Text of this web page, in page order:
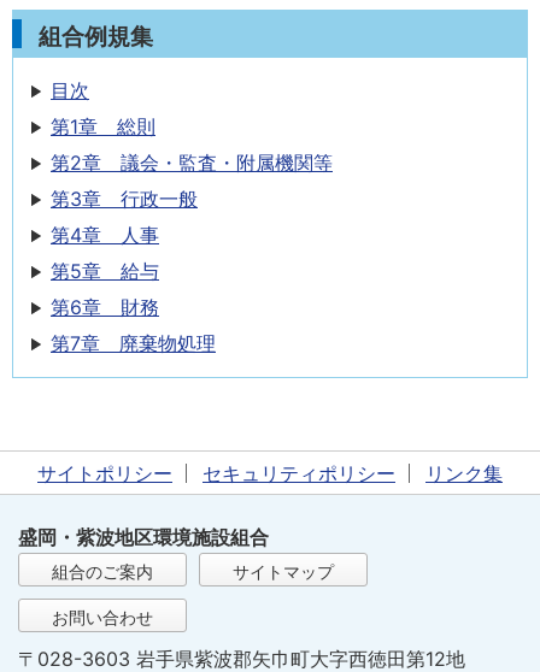
組合例規集
目次
第1章 総則
第2章 議会・監査・附属機関等
第3章 行政一般
第4章 人事
第5章 給与
第6章 財務
第7章 廃棄物処理
サイトポリシー セキュリティポリシー リンク集
盛岡・紫波地区環境施設組合
組合のご案内 サイトマップ
お問い合わせ
〒028-3603 岩手県紫波郡矢巾町大字西徳田第12地